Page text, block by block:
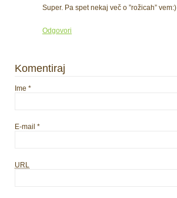
Super. Pa spet nekaj več o ”rožicah” vem:)
Odgovori
Komentiraj
Ime *
E-mail *
URL